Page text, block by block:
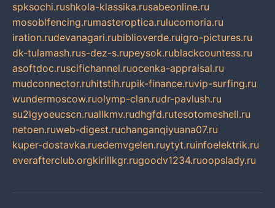
spksochi.rushkola-klassika.rusabeonline.ru
mosoblfencing.rumasteroptica.rulucomoria.ru
iration.rudevanagari.rubiblioverde.ruigro-pictures.ru
dk-tulamash.rus-dez-s.rupeysok.rublackcountess.ru
asoftdoc.ruscifichannel.ruocenka-appraisal.ru
mudconnector.ruhitstih.rupik-finance.ruvip-surfing.ru
wundermoscow.ruolymp-clan.rudr-pavlush.ru
su2lgyoeucscn.ruallkmv.rudhgfd.rutesotomeshell.ru
netoen.ruweb-digest.ruchanganqiyuana07.ru
kuper-dostavka.ruedemvgelen.ruytyt.ruinfoelektrik.ru
everafterclub.orgkirillkgr.rugoodv1234.ruoopslady.ru